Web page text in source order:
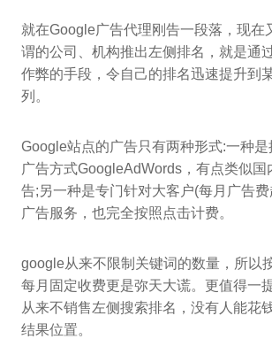
就在Google广告代理刚告一段落，现在
谓的公司、机构推出左侧排名，就是通
作弊的手段，令自己的排名迅速提升到
列。
Google站点的广告只有两种形式:一种
广告方式GoogleAdWords，有点类似国
告;另一种是专门针对大客户(每月广告
广告服务，也完全按照点击计费。
google从来不限制关键词的数量，所以
每月固定收费更是弥天大谎。更值得一
从来不销售左侧搜索排名，没有人能花
结果位置。